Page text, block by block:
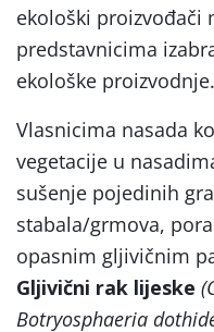
ekološki proizvođači
predstavnicima
ekološke proizvodnje.
Vlasnicima nasada
vegetacije u
sušenje pojedinih
stabala/grmova,
opasnim gljivičnim
Gljivični rak lijeske
Botryosphaeria